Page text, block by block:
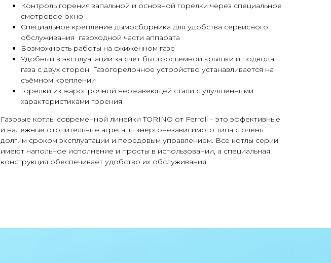
Контроль горения запальной и основной горелки через специальное
смотровое окно
Специальное крепление дымосборника для удобства сервисного
обслуживания газоходной части аппарата
Возможность работы на сжиженном газе
Удобный в эксплуатации за счет быстросъемной крышки и подвода
газа с двух сторон. Газогорелочное устройство устанавливается на
съёмном креплении
Горелки из жаропрочной нержавеющей стали с улучшенными
характеристиками горения
Газовые котлы современной линейки TORINO от Ferroli – это эффективные
и надежные отопительные агрегаты энергонезависимого типа с очень
долгим сроком эксплуатации и передовым управлением. Все котлы серии
имеют напольное исполнение и просты в использовании, а специальная
конструкция обеспечивает удобство их обслуживания.